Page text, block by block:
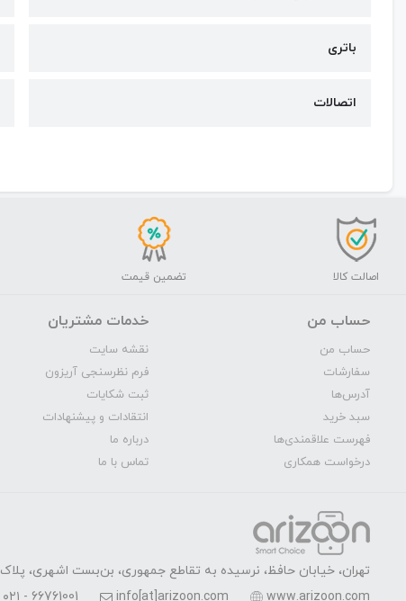
باتری
اتصالات
اصالت کالا تضمین قیمت
حساب من
حساب من
سفارشات
آدرس‌ها
سبد خرید
فهرست علاقمندی‌ها
درخواست همکاری
خدمات مشتریان
نقشه سایت
فرم نظرسنجی آریزون
ثبت شکایات
انتقادات و پیشنهادات
درباره ما
تماس با ما
تهران، خیابان حافظ، نرسیده به تقاطع جمهوری، بن‌بست اشهری، پلاک 7، واحد 8
www.arizoon.com
info[at]arizoon.com ۰۲۱ - 66761001